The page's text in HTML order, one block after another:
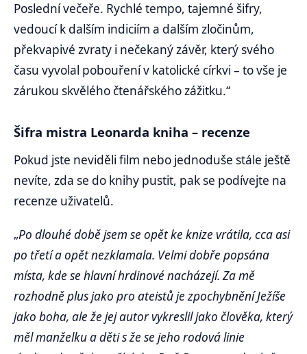
Poslední večeře. Rychlé tempo, tajemné šifry,
vedoucí k dalším indiciím a dalším zločinům,
překvapivé zvraty i nečekaný závěr, který svého
času vyvolal pobouření v katolické církvi – to vše je
zárukou skvělého čtenářského zážitku.“
Šifra mistra Leonarda kniha – recenze
Pokud jste neviděli film nebo jednoduše stále ještě
nevíte, zda se do knihy pustit, pak se podívejte na
recenze uživatelů.
„Po dlouhé době jsem se opět ke knize vrátila, cca asi
po třetí a opět nezklamala. Velmi dobře popsána
místa, kde se hlavní hrdinové nacházejí. Za mě
rozhodně plus jako pro ateistů je zpochybnění Ježíše
jako boha, ale že jej autor vykreslil jako člověka, který
měl manželku a děti s že se jeho rodová linie